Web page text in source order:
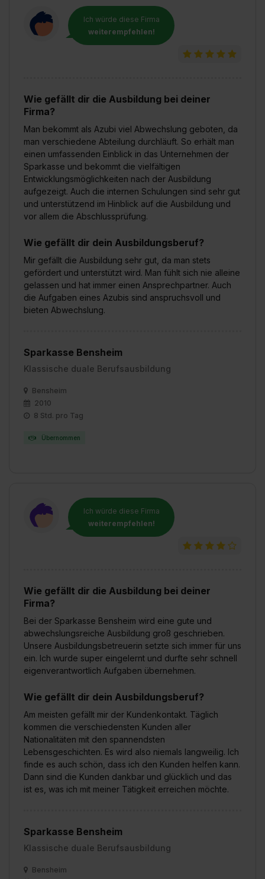
Ich würde diese Firma
weiterempfehlen!
Wie gefällt dir die Ausbildung bei deiner
Firma?
Man bekommt als Azubi viel Abwechslung geboten, da
man verschiedene Abteilung durchläuft. So erhält man
einen umfassenden Einblick in das Unternehmen der
Sparkasse und bekommt die vielfältigen
Entwicklungsmöglichkeiten nach der Ausbildung
aufgezeigt. Auch die internen Schulungen sind sehr gut
und unterstützend im Hinblick auf die Ausbildung und
vor allem die Abschlussprüfung.
Wie gefällt dir dein Ausbildungsberuf?
Mir gefällt die Ausbildung sehr gut, da man stets
gefördert und unterstützt wird. Man fühlt sich nie alleine
gelassen und hat immer einen Ansprechpartner. Auch
die Aufgaben eines Azubis sind anspruchsvoll und
bieten Abwechslung.
Sparkasse Bensheim
Klassische duale Berufsausbildung
Bensheim
2010
8 Std. pro Tag
Übernommen
Ich würde diese Firma
weiterempfehlen!
Wie gefällt dir die Ausbildung bei deiner
Firma?
Bei der Sparkasse Bensheim wird eine gute und
abwechslungsreiche Ausbildung groß geschrieben.
Unsere Ausbildungsbetreuerin setzte sich immer für uns
ein. Ich wurde super eingelernt und durfte sehr schnell
eigenverantwortlich Aufgaben übernehmen.
Wie gefällt dir dein Ausbildungsberuf?
Am meisten gefällt mir der Kundenkontakt. Täglich
kommen die verschiedensten Kunden aller
Nationalitäten mit den spannendsten
Lebensgeschichten. Es wird also niemals langweilig. Ich
finde es auch schön, dass ich den Kunden helfen kann.
Dann sind die Kunden dankbar und glücklich und das
ist es, was ich mit meiner Tätigkeit erreichen möchte.
Sparkasse Bensheim
Klassische duale Berufsausbildung
Bensheim